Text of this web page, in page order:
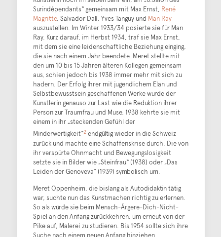
Surindépendants“ gemeinsam mit Max Ernst, René
Magritte, Salvador Dalí, Yves Tanguy und Man Ray
auszustellen. Im Winter 1933/34 posierte sie für Man
Ray. Kurz darauf, im Herbst 1934, traf sie Max Ernst,
mit dem sie eine leidenschaftliche Beziehung einging,
die sie nach einem Jahr beendete. Meret stellte mit
den um 10 bis 15 Jahren älteren Kollegen gemeinsam
aus, schien jedoch bis 1938 immer mehr mit sich zu
hadern. Der Erfolg ihrer mit jugendlichem Elan und
Selbstbewusstsein geschaffenen Werke wurde der
Künstlerin genauso zur Last wie die Reduktion ihrer
Person zur Traumfrau und Muse. 1938 kehrte sie mit
einem in ihr „steckenden Gefühl der
Minderwertigkeit“2endgültig wieder in die Schweiz
zurück und machte eine Schaffenskrise durch. Die von
ihr verspürte Ohnmacht und Bewegungslosigkeit
setzte sie in Bilder wie „Steinfrau“ (1938) oder „Das
Leiden der Genoveva“ (1939) symbolisch um.
Meret Oppenheim, die bislang als Autodidaktin tätig
war, suchte nun das Kunstmachen richtig zu erlernen.
So als würde sie beim Mensch-Ärgere-Dich-Nicht-
Spiel an den Anfang zurückkehren, um erneut von der
Pike auf, Malerei zu studieren. Bis 1954 sollte sich ihre
Suche nach einem neuen Anfang hinziehen.